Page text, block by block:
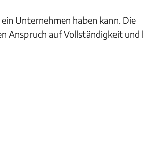
ein Unternehmen haben kann. Die
Anspruch auf Vollständigkeit und